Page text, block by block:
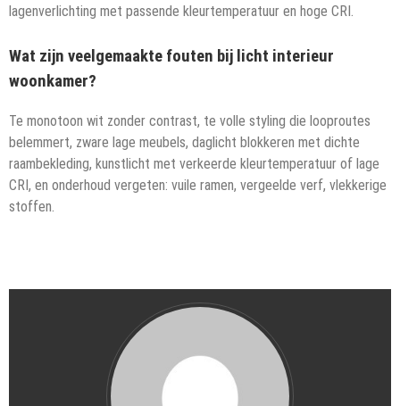
lagenverlichting met passende kleurtemperatuur en hoge CRI.
Wat zijn veelgemaakte fouten bij licht interieur
woonkamer?
Te monotoon wit zonder contrast, te volle styling die looproutes
belemmert, zware lage meubels, daglicht blokkeren met dichte
raambekleding, kunstlicht met verkeerde kleurtemperatuur of lage
CRI, en onderhoud vergeten: vuile ramen, vergeelde verf, vlekkerige
stoffen.